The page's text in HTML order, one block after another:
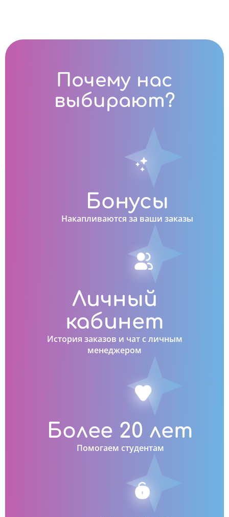
Почему нас
выбирают?
Бонусы
Накапливаются за ваши заказы
Личный
кабинет
История заказов и чат с личным
менеджером
Более 20 лет
Помогаем студентам